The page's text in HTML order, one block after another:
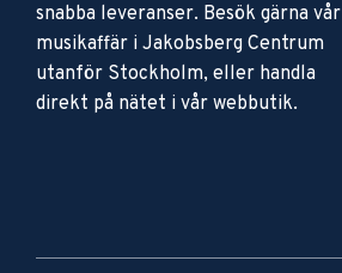
snabba leveranser. Besök gärna vår
musikaffär i Jakobsberg Centrum
utanför Stockholm, eller handla
direkt på nätet i vår webbutik.